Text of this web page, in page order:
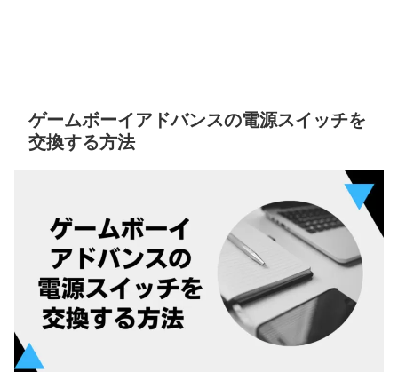
ゲームボーイアドバンスの電源スイッチを
交換する方法